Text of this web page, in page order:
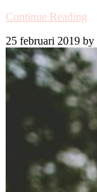
Continue Reading
25 februari 2019 by